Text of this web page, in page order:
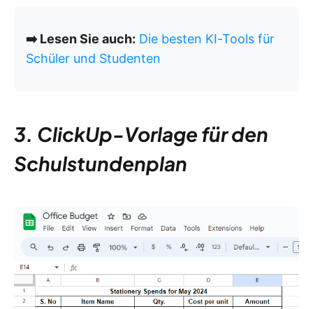
➡️ Lesen Sie auch: Die besten KI-Tools für
Schüler und Studenten
3. ClickUp-Vorlage für den
Schulstundenplan